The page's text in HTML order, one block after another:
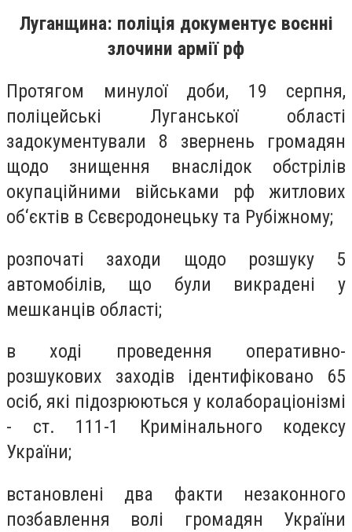
Луганщина: поліція документує воєнні
злочини армії рф
Протягом минулої доби, 19 серпня,
поліцейські Луганської області
задокументували 8 звернень громадян
щодо знищення внаслідок обстрілів
окупаційними військами рф житлових
об‘єктів в Сєвєродонецьку та Рубіжному;
розпочаті заходи щодо розшуку 5
автомобілів, що були викрадені у
мешканців області;
в ході проведення оперативно-
розшукових заходів ідентифіковано 65
осіб, які підозрюються у колабораціонізмі
- ст. 111-1 Кримінального кодексу
України;
встановлені два факти незаконного
позбавлення волі громадян України